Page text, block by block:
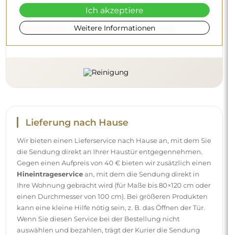
Möchten Sie mehr erfahren?
Entdecken Sie weitere Tipps in unserem Blog.
Lieferung nach Hause
Wir bieten einen Lieferservice nach Hause an, mit dem Sie
die Sendung direkt an Ihrer Haustür entgegennehmen.
Gegen einen Aufpreis von 40 € bieten wir zusätzlich einen
Hineintrageservicean, mit dem die Sendung direkt in
Ihre Wohnung gebracht wird (für Maße bis 80×120 cm oder
einen Durchmesser von 100 cm). Bei größeren Produkten
kann eine kleine Hilfe nötig sein, z. B. das Öffnen der Tür.
Wenn Sie diesen Service bei der Bestellung nicht
auswählen und bezahlen, trägt der Kurier die Sendung
Weitere Informationen
Ich akzeptiere